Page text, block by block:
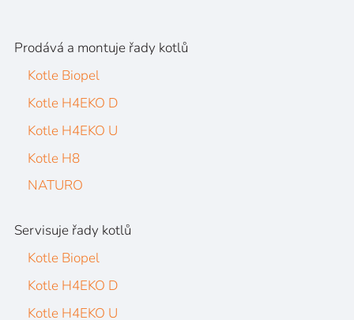
Prodává a montuje řady kotlů
Kotle Biopel
Kotle H4EKO D
Kotle H4EKO U
Kotle H8
NATURO
Servisuje řady kotlů
Kotle Biopel
Kotle H4EKO D
Kotle H4EKO U